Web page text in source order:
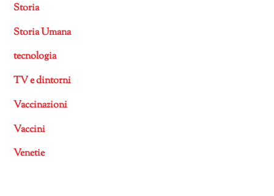
Storia
Storia Umana
tecnologia
TV e dintorni
Vaccinazioni
Vaccini
Venetie